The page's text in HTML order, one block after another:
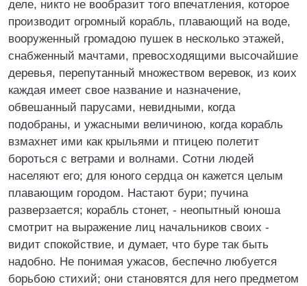
деле, никто не вообразит того впечатления, которое
производит огромный корабль, плавающий на воде,
вооруженный громадою пушек в несколько этажей,
снабженный мачтами, превосходящими высочайшие
деревья, перепутанный множеством веревок, из коих
каждая имеет свое название и назначение,
обвешанный парусами, невидными, когда
подобраны, и ужасными величиною, когда корабль
взмахнет ими как крыльями и птицею полетит
бороться с ветрами и волнами. Сотни людей
населяют его; для юного сердца он кажется целым
плавающим городом. Настают бури; пучина
разверзается; корабль стонет, - неопытный юноша
смотрит на выражение лиц начальников своих -
видит спокойствие, и думает, что буре так быть
надобно. Не понимая ужасов, беспечно любуется
борьбою стихий; они становятся для него предметом